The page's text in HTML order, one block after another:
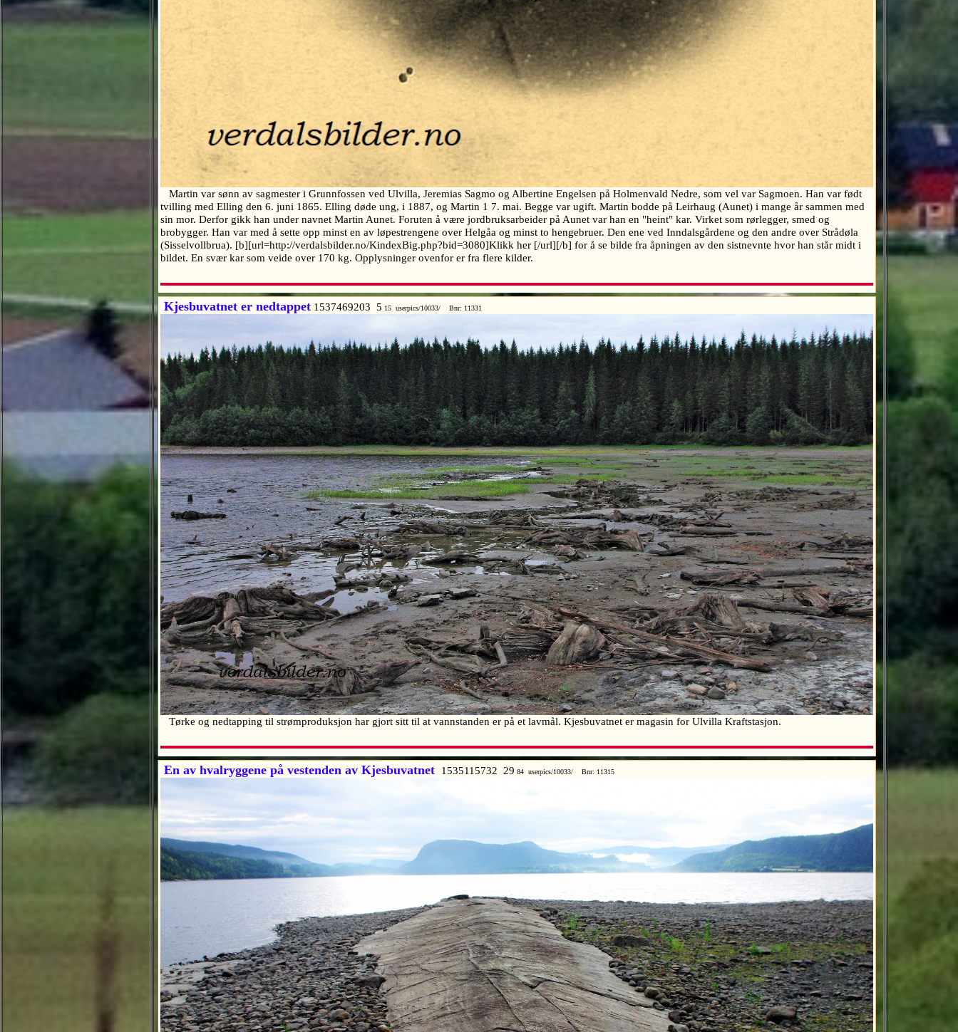
Martin var sønn av sagmester i Grunnfossen ved Ulvilla, Jeremias Sagmo og Albertine Engelsen på Holmenvald Nedre, som vel var Sagmoen. Han var født
tvilling med Elling den 6. juni 1865. Elling døde ung, i 1887, og Martin 1 7. mai. Begge var ugift. Martin bodde på Leirhaug (Aunet) i mange år sammen med
sin mor. Derfor gikk han under navnet Martin Aunet. Foruten å være jordbruksarbeider på Aunet var han en "heint" kar. Virket som rørlegger, smed og
brobygger. Han var med å sette opp minst en av løpestrengene over Helgåa og minst to hengebruer. Den ene ved Inndalsgårdene og den andre over Strådøla
(Sisselvollbrua). [b][url=http://verdalsbilder.no/KindexBig.php?bid=3080]Klikk her [/url][/b] for å se bilde fra åpningen av den sistnevnte hvor han står midt i
bildet. En svær kar som veide over 170 kg. Opplysninger ovenfor er fra flere kilder.
Kjesbuvatnet er nedtappet 1537469203 5 15 userpics/10033/ Bnr: 11331
Tørke og nedtapping til strømproduksjon har gjort sitt til at vannstanden er på et lavmål. Kjesbuvatnet er magasin for Ulvilla Kraftstasjon.
En av hvalryggene på vestenden av Kjesbuvatnet 1535115732 29 84 userpics/10033/ Bnr: 11315